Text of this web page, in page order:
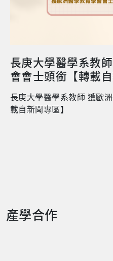
長庚大學醫學系教
會會士頭銜【轉載自
長庚大學醫學系教師 獲歐
載自新聞專區】
產學合作